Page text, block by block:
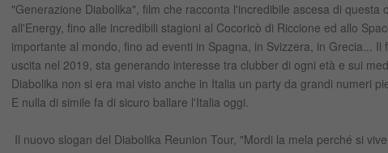
"Generazione Diabolika", film che racconta l'incredibile ascesa di questa
all'Energy, fino alle incredibili stagioni al Cocoricò di Riccione ed allo
importante al mondo, fino ad eventi in Spagna, in Svizzera, in Grecia... Il
uscita nel 2019, sta generando interesse tra clubber di ogni età e sui
Diabolika non si era mai visto anche in Italia un party da grandi numeri
E nulla di simile fa di sicuro ballare l'Italia oggi.
Il nuovo slogan del Diabolika Reunion Tour, "Mordi la mela perché si